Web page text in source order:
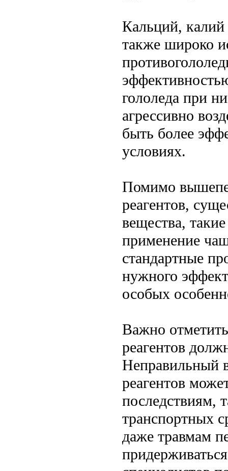
Кальций,
также широко
гололеда при
агрессивно
быть более
условиях.
Помимо
реагентов,
вещества,
применение
стандартные
нужного
особых
Важно
реагентов
Неправильный
реагентов
последствиям,
транспортных
даже травмам